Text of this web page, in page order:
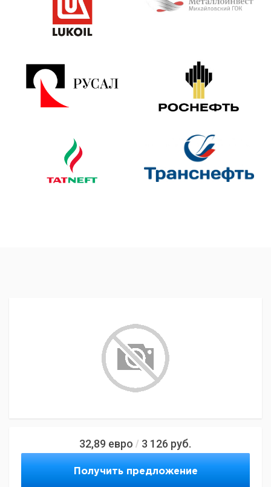
32,89 евро / 3 126 руб.
Получить предложение